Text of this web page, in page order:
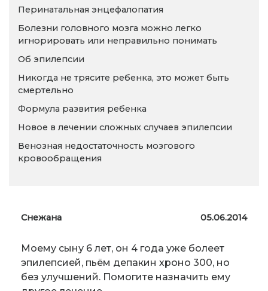
Перинатальная энцефалопатия
Болезни головного мозга можно легко
игнорировать или неправильно понимать
Об эпилепсии
Никогда не трясите ребенка, это может быть
смертельно
Формула развития ребенка
Новое в лечении сложных случаев эпилепсии
Венозная недостаточность мозгового
кровообращения
Снежана 05.06.2014
Моему сыну 6 лет, он 4 года уже болеет
эпилепсией, пьём депакин хроно 300, но
без улучшений. Помогите назначить ему